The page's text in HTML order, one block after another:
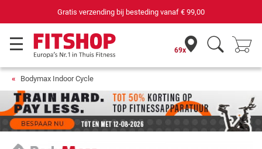
69 filialen met 75 eigen servicemonteurs
69x
Bodymax Indoor Cycle